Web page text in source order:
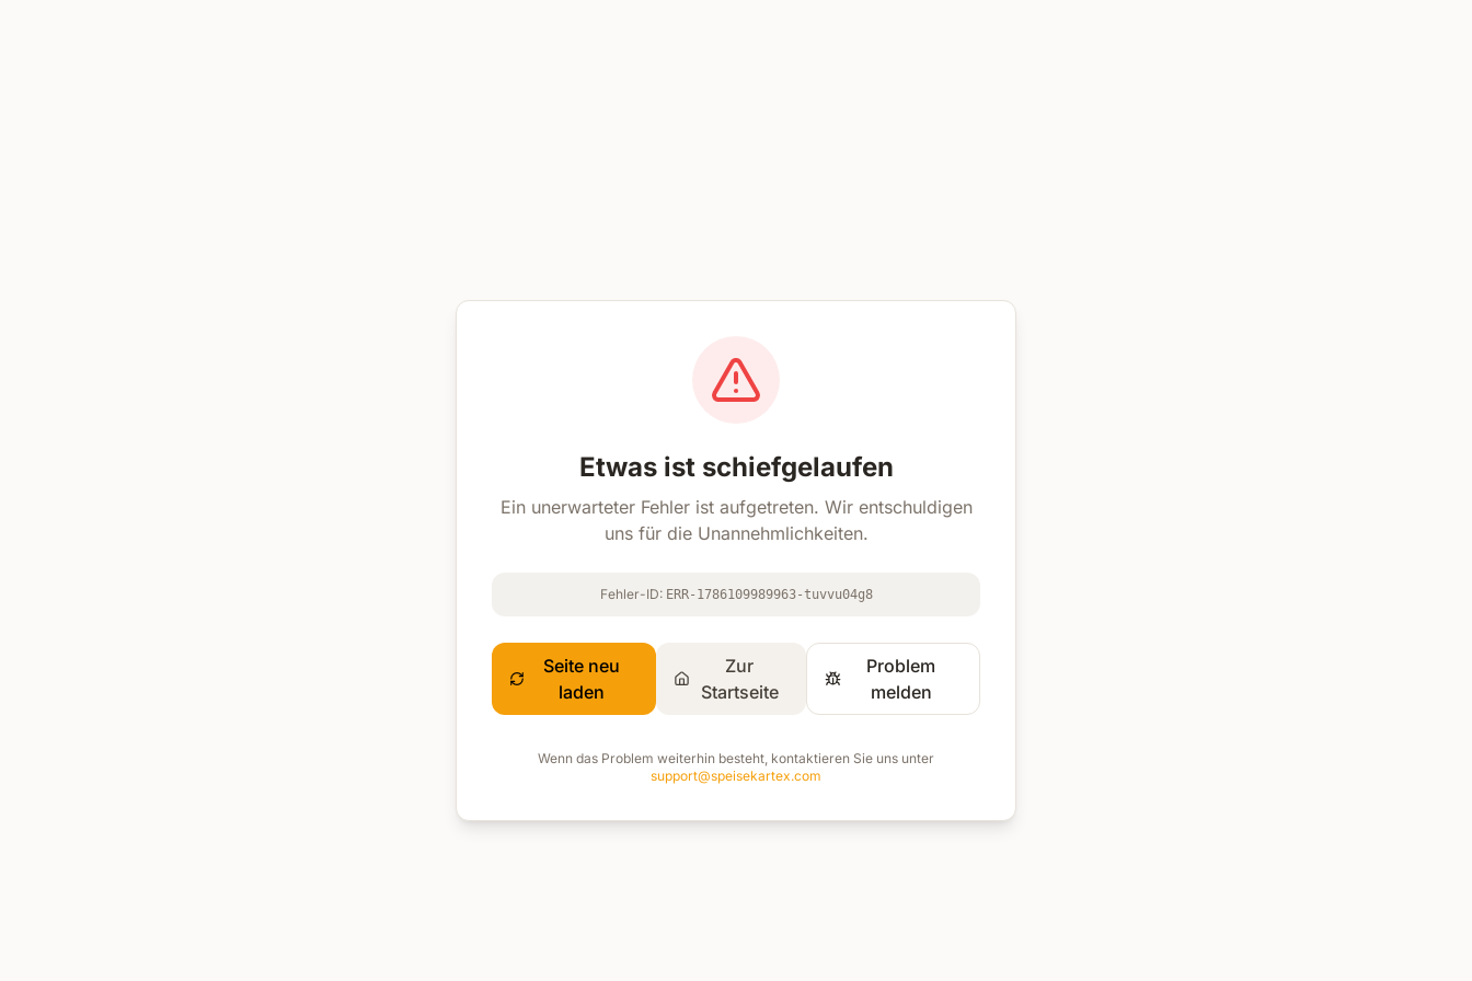
Etwas ist schiefgelaufen
Ein unerwarteter Fehler ist aufgetreten. Wir entschuldigen
uns für die Unannehmlichkeiten.
Fehler-ID: ERR-1786109989963-tuvvu04g8
Seite neu
laden
Zur
Startseite
Problem
melden
Wenn das Problem weiterhin besteht, kontaktieren Sie uns unter
support@speisekartex.com